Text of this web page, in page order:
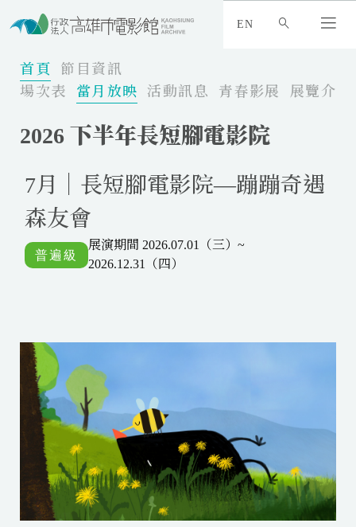
EN
首頁
節目資訊
場次表
當月放映 活動訊息 青春影展 展覽介紹
2026 下半年長短腳電影院
7月｜長短腳電影院—蹦蹦奇遇
森友會
展演期間 2026.07.01（三）~
2026.12.31（四）